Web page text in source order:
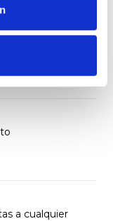
a cualquier